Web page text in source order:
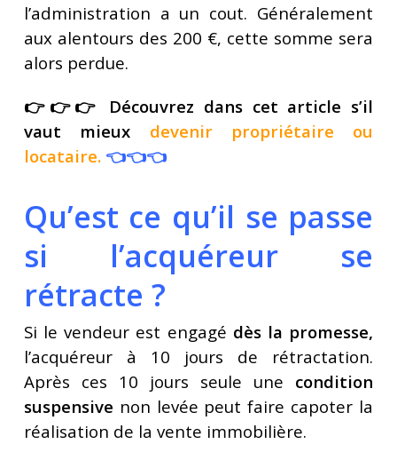
l’administration a un cout. Généralement
aux alentours des 200 €, cette somme sera
alors perdue.
👉👉👉 Découvrez dans cet article s’il
vaut mieux
devenir propriétaire ou
locataire.👈👈👈
Qu’est ce qu’il se passe
si l’acquéreur se
rétracte ?
Si le vendeur est engagé dès la promesse,
l’acquéreur à 10 jours de rétractation.
Après ces 10 jours seule une condition
suspensive non levée peut faire capoter la
réalisation de la vente immobilière.